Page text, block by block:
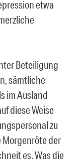
etwa
Beteiligung
sämtliche
im Ausland
diese Weise
zu
der
es. Was die